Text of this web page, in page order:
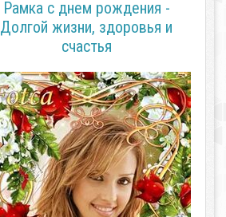
Рамка с днем рождения -
Долгой жизни, здоровья и
счастья